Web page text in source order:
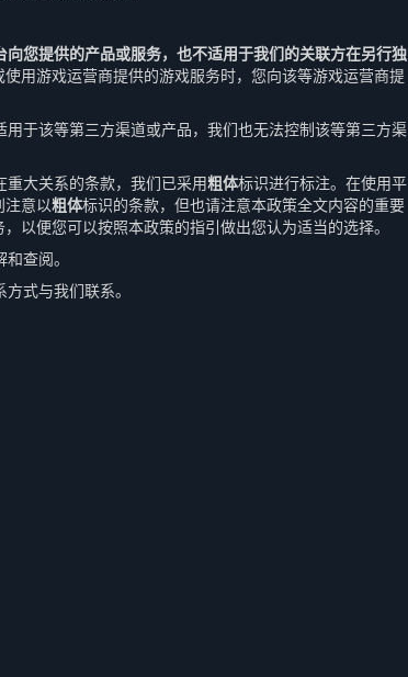
您提供的产品或服务，也不适用于我们的关联方在另行独
用游戏运营商提供的游戏服务时，您向该等游戏运营商提
于该等第三方渠道或产品，我们也无法控制该等第三方渠
大关系的条款，我们已采用粗体标识进行标注。在使用平
意以粗体标识的条款，但也请注意本政策全文内容的重要
以便您可以按照本政策的指引做出您认为适当的选择。
查阅。
式与我们联系。